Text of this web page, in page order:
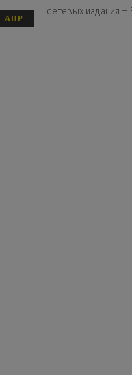
АПР
сетевых издания –